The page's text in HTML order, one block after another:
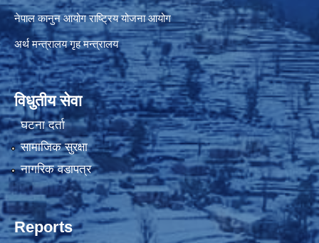
नेपाल कानुन आयोग राष्ट्रिय योजना आयोग
अर्थ मन्त्रालय गृह मन्त्रालय
विधुतीय सेवा
घटना दर्ता
सामाजिक सुरक्षा
नागरिक वडापत्र
Reports